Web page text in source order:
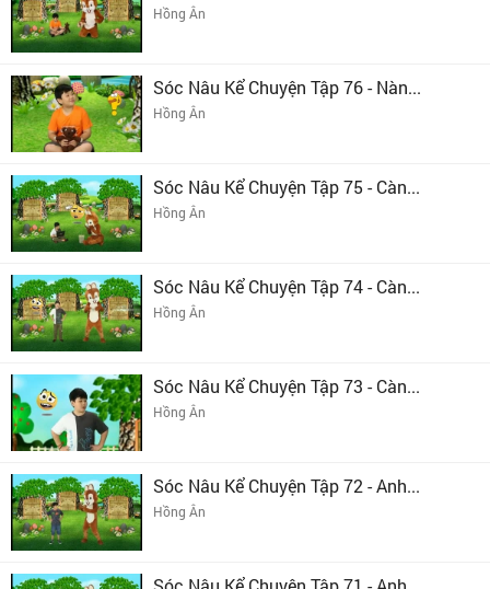
Hồng Ân
Sóc Nâu Kể Chuyện Tập 76 - Nàn...
Hồng Ân
Sóc Nâu Kể Chuyện Tập 75 - Càn...
Hồng Ân
Sóc Nâu Kể Chuyện Tập 74 - Càn...
Hồng Ân
Sóc Nâu Kể Chuyện Tập 73 - Càn...
Hồng Ân
Sóc Nâu Kể Chuyện Tập 72 - Anh...
Hồng Ân